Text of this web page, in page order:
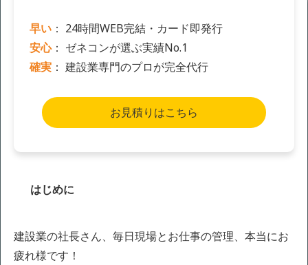
早い： 24時間WEB完結・カード即発行
安心： ゼネコンが選ぶ実績No.1
確実： 建設業専門のプロが完全代行
お見積りはこちら
はじめに
建設業の社長さん、毎日現場とお仕事の管理、本当にお
疲れ様です！